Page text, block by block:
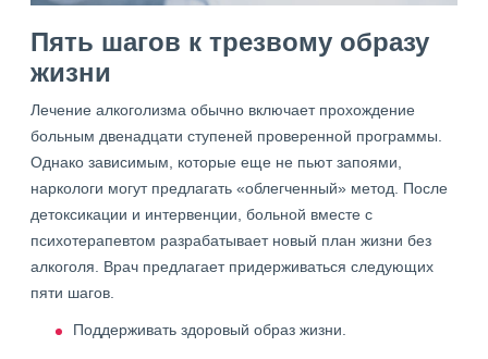
Пять шагов к трезвому образу
жизни
Лечение алкоголизма обычно включает прохождение
больным двенадцати ступеней проверенной программы.
Однако зависимым, которые еще не пьют запоями,
наркологи могут предлагать «облегченный» метод. После
детоксикации и интервенции, больной вместе с
психотерапевтом разрабатывает новый план жизни без
алкоголя. Врач предлагает придерживаться следующих
пяти шагов.
Поддерживать здоровый образ жизни.